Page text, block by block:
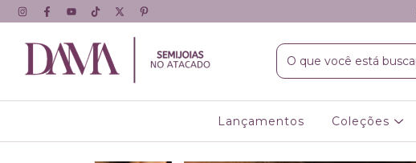
Lançamentos Coleções